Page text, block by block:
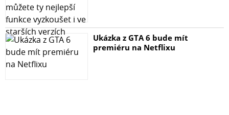
Ukázka z GTA 6 bude mít
premiéru na Netflixu